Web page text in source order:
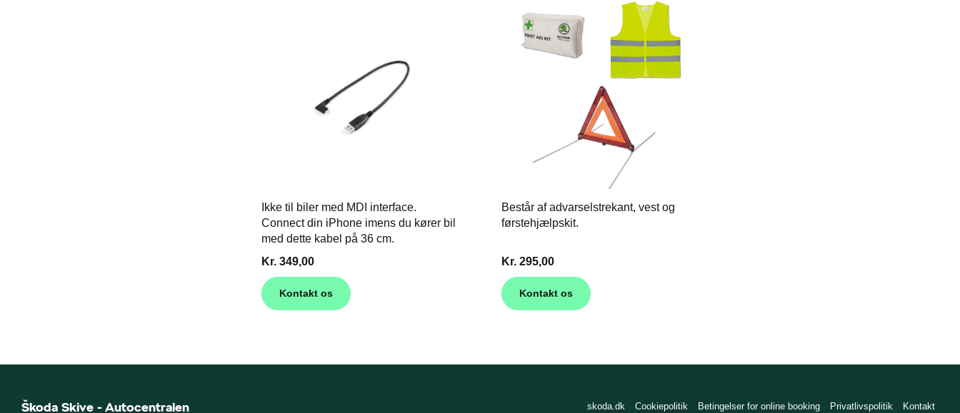
Ikke til biler med MDI interface.
Connect din iPhone imens du kører bil
med dette kabel på 36 cm.
Kr. 349,00
Kontakt os
Består af advarselstrekant, vest og
førstehjælpskit.
Kr. 295,00
Kontakt os
Škoda Skive - Autocentralen skoda.dk Cookiepolitik Betingelser for online booking Privatlivspolitik Kontakt